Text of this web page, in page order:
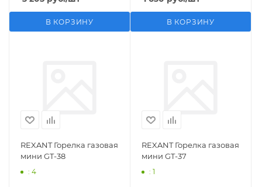
В КОРЗИНУ В КОРЗИНУ
REXANT Горелка газовая
мини GT-38
: 4
REXANT Горелка газовая
мини GT-37
: 1